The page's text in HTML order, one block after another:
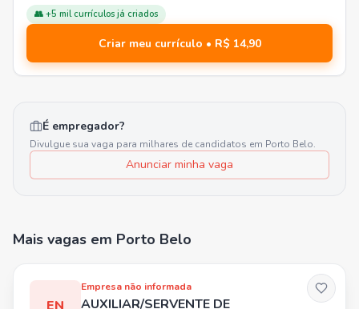
👥 +5 mil currículos já criados
Criar meu currículo • R$ 14,90
É empregador?
Divulgue sua vaga para milhares de candidatos em Porto Belo.
Anunciar minha vaga
Mais vagas em Porto Belo
Empresa não informada
AUXILIAR/SERVENTE DE